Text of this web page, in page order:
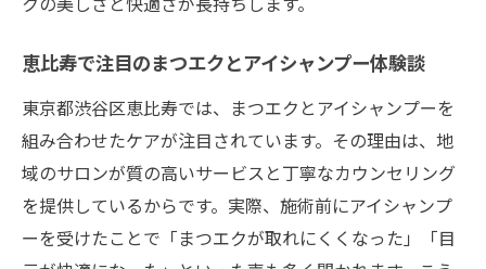
恵比寿で注目のまつエクとアイシャンプー体験談
東京都渋谷区恵比寿では、まつエクとアイシャンプーを
組み合わせたケアが注目されています。その理由は、地
域のサロンが質の高いサービスと丁寧なカウンセリング
を提供しているからです。実際、施術前にアイシャンプ
ーを受けたことで「まつエクが取れにくくなった」「目